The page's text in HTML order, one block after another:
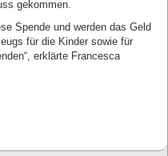
gekommen.
Spende und werden das Geld
für die Kinder sowie für
erklärte Francesca